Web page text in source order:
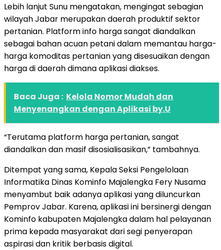
Lebih lanjut Sunu mengatakan, mengingat sebagian
wilayah Jabar merupakan daerah produktif sektor
pertanian. Platform info harga sangat diandalkan
sebagai bahan acuan petani dalam memantau harga-
harga komoditas pertanian yang disesuaikan dengan
harga di daerah dimana aplikasi diakses.
Baca Juga : Kelola Nomor Mudah dan
Menyenangkan dengan Aplikasi by.U
“Terutama platform harga pertanian, sangat
diandalkan dan masif disosialisasikan,” tambahnya.
Ditempat yang sama, Kepala Seksi Pengelolaan
Informatika Dinas Kominfo Majalengka Fery Nusama
menyambut baik adanya aplikasi yang diluncurkan
Pemprov Jabar. Karena, aplikasi ini bersinergi dengan
Kominfo kabupaten Majalengka dalam hal pelayanan
prima kepada masyarakat dari segi penyerapan
aspirasi dan kritik berbasis digital.